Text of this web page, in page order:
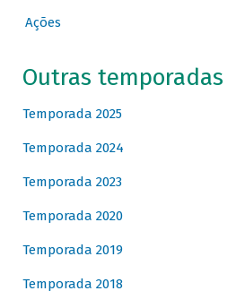
Ações
Outras temporadas
Temporada 2025
Temporada 2024
Temporada 2023
Temporada 2020
Temporada 2019
Temporada 2018